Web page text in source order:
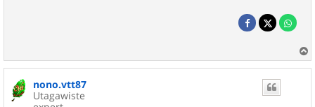
a
nono.vtt87
Utagawiste